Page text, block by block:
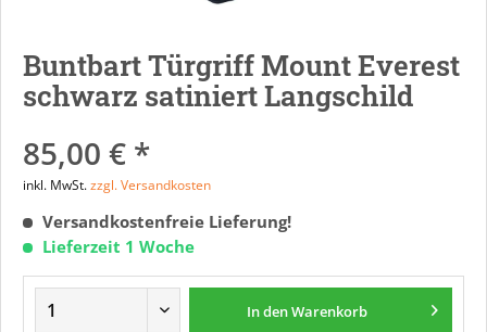
Buntbart Türgriff Mount Everest
schwarz satiniert Langschild
85,00 € *
inkl. MwSt.zzgl. Versandkosten
Versandkostenfreie Lieferung!
Lieferzeit 1 Woche
In denWarenkorb